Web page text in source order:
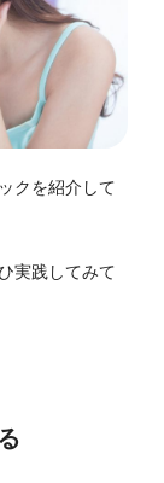
クを紹介して
実践してみて